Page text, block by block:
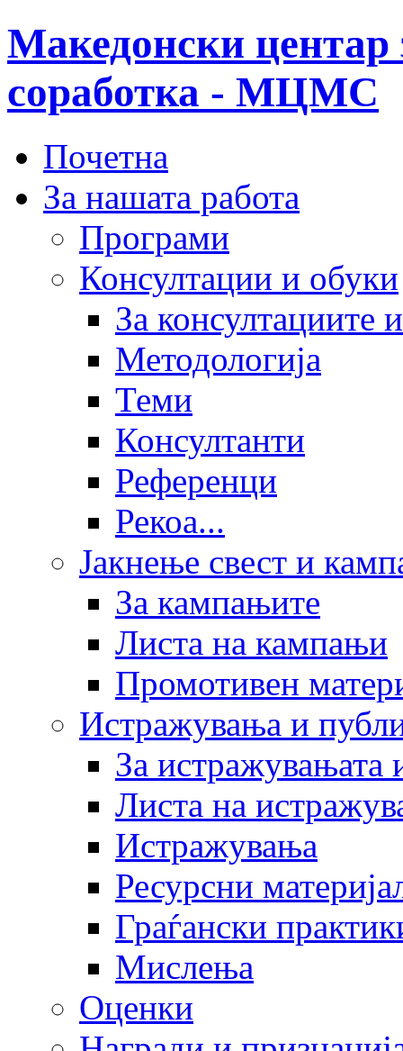
Македонски центар
соработка - МЦМС
Почетна
За нашата работа
Програми
Консултации и обуки
За консултациите
Методологија
Теми
Консултанти
Референци
Рекоа...
Јакнење свест и
За кампањите
Листа на кампањи
Промотивен
Истражувања и
За истражувањата
Листа на
Истражувања
Ресурсни
Граѓански
Мислења
Оценки